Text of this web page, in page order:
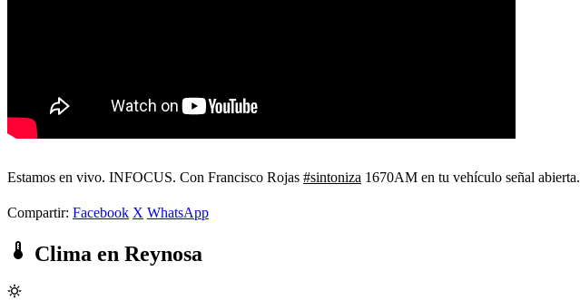
Estamos en vivo. INFOCUS. Con Francisco Rojas #sintoniza 1670AM en tu vehículo señal abierta.
Compartir: Facebook X WhatsApp
Clima en Reynosa